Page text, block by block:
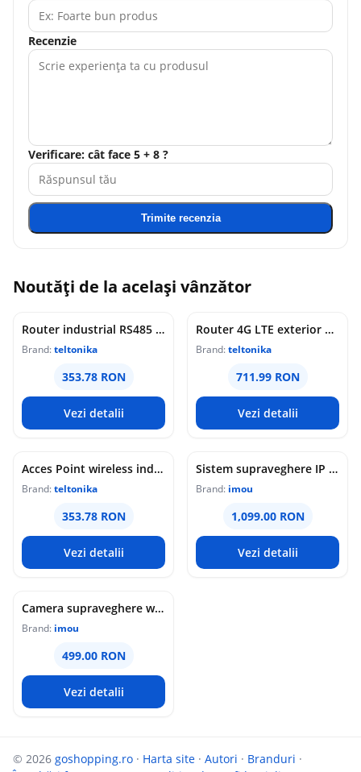
Recenzie
Verificare: cât face 5 + 8 ?
Trimite recenzia
Noutăți de la același vânzător
Router industrial RS485 Teltonika RUT145, WiFi 4, 2x porturi Ethernet 10/100 Mbps, 1x RP-SMA, PoE pasiv, maganement de la distanta, montaj sina DIN
Brand:teltonika
353.78 RON
Vezi detalii
Router 4G LTE exterior Teltonika OTD144, WiFi, Cat 4, 150 Mbps, 2x porturi Ethernet, dual SIM, PoE, management de la distanta
Brand:teltonika
711.99 RON
Vezi detalii
Acces Point wireless industrial Teltonika DAP145, RS485, WiFi 4, Mesh, STA, 1x antena RP-SMA, 2x LAN 10/100 Mbps, PoE pasiv, sina DIN
Brand:teltonika
353.78 RON
Vezi detalii
Sistem supraveghere IP WiFi 6 cu panou solar Imou Full Color AOV AIR 2, 2 camere, 5MP, slot card, microfon/difuzor, IR/lumina alba 15m, 5000mAh, detectie om/vehicul, sirena
Brand: imou
1,099.00 RON
Vezi detalii
Camera supraveghere wireless IP PT Imou Titan Pro 4G LTE Active Deterrence IPC-U7LP-6T0T, 6 MP, 3.6 mm, IR 30 m, microfon si difuzor, slot card, night vision color, auto-tracking, detectie miscare, alarma, PoE
Brand: imou
499.00 RON
Vezi detalii
© 2026 goshopping.ro · Harta site · Autori · Branduri ·